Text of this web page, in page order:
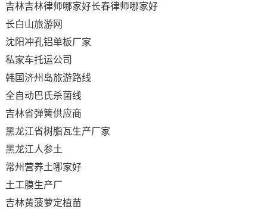
吉林吉林律师哪家好长春律师哪家好
长白山旅游网
沈阳冲孔铝单板厂家
私家车托运公司
韩国济州岛旅游路线
全自动巴氏杀菌线
吉林省弹簧供应商
黑龙江省树脂瓦生产厂家
黑龙江人参土
常州营养土哪家好
土工膜生产厂
吉林黄菠萝定植苗